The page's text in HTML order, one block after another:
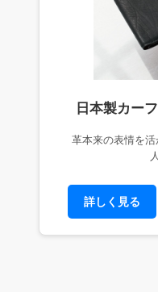
日本製カー
革本来の表情を
詳しく見る